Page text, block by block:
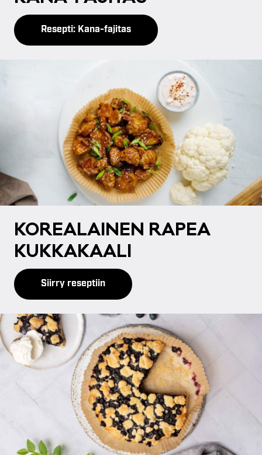
Resepti: Kana-fajitas
KO­REA­LAI­NEN RA­PEA
KUK­KA­KAA­LI
Siirry reseptiin